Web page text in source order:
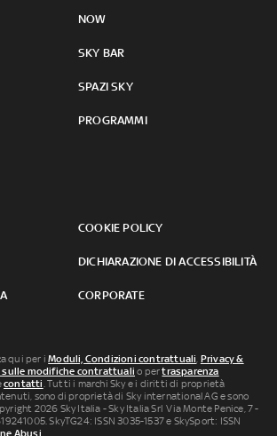
NOW
SKY BAR
SPAZI SKY
PROGRAMMI
COOKIE POLICY
DICHIARAZIONE DI ACCESSIBILITÀ
CORPORATE
qui per iModuli, Condizioni contrattuali, Privacy &
modifiche contrattuali o pertrasparenza
contatti. Tutti i marchi Sky e i diritti di proprietà
sono di proprietà di Sky international AG e sono
2026 Sky Italia - Sky Italia Srl Via Monte Penice, 7 -
SkyTG24: ISSN 3035-1537 e SkySport: ISSN
Abusi